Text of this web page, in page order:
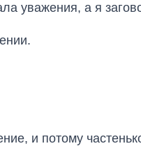
уважения, а я
и потому